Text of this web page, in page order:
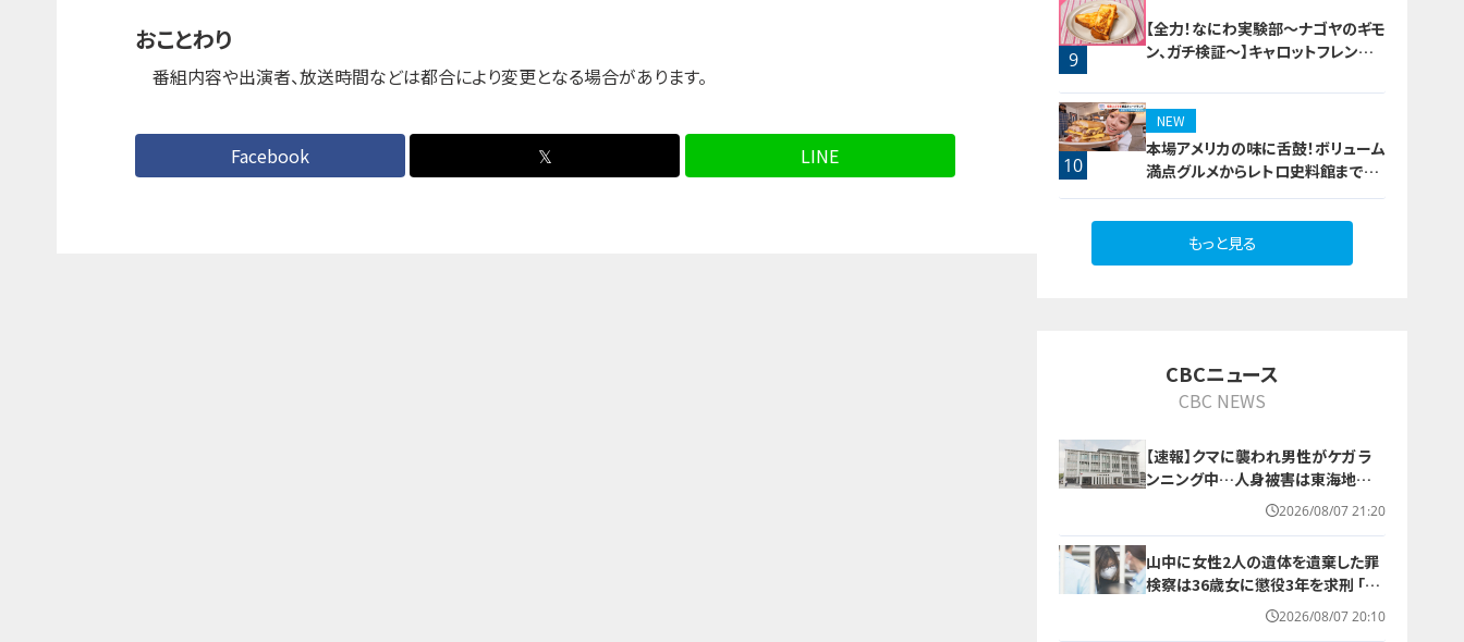
おことわり
番組内容や出演者、放送時間などは都合により変更となる場合があります。
Facebook 𝕏 LINE
7
9
【全力！なにわ実験部～ナゴヤのギモ
ン、ガチ検証～】キャロットフレンチ
10
NEW
本場アメリカの味に舌鼓！ボリューム
満点グルメからレトロ史料館まで！
愛知・東海市の感動スポット3選
もっと見る
CBCニュース
CBC NEWS
【速報】クマに襲われ男性がケガ ラ
ンニング中…人身被害は東海地方で
今シーズン初めて 岐阜県高山市
2026/08/07 21:20
山中に女性2人の遺体を遺棄した罪
検察は36歳女に懲役3年を求刑 ｢遺
棄時に近くに居続けたこと自体が重
要な寄与｣ 女は｢黙秘します｣弁護側
2026/08/07 20:10